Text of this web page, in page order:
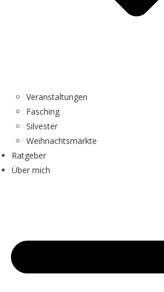
Veranstaltungen
Fasching
Silvester
Weihnachtsmärkte
Ratgeber
Über mich